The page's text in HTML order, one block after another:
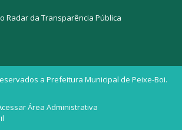
Radar da Transparência Pública
a Prefeitura Municipal de Peixe-Boi.
Área Administrativa